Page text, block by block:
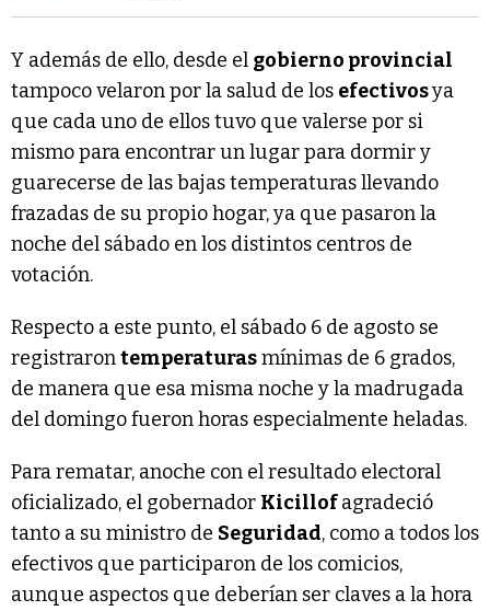
Y además de ello, desde el gobierno provincial
tampoco velaron por la salud de los efectivosya
que cada uno de ellos tuvo que valerse por si
mismo para encontrar un lugar para dormir y
guarecerse de las bajas temperaturas llevando
frazadas de su propio hogar, ya que pasaron la
noche del sábado en los distintos centros de
votación.
Respecto a este punto, el sábado 6 de agosto se
registrarontemperaturasmínimas de 6 grados,
de manera que esa misma noche y la madrugada
del domingo fueron horas especialmente heladas.
Para rematar, anoche con el resultado electoral
oficializado, el gobernador Kicillofagradeció
tanto a su ministro de Seguridad, como a todos los
efectivos que participaron de los comicios,
aunque aspectos que deberían ser claves a la hora